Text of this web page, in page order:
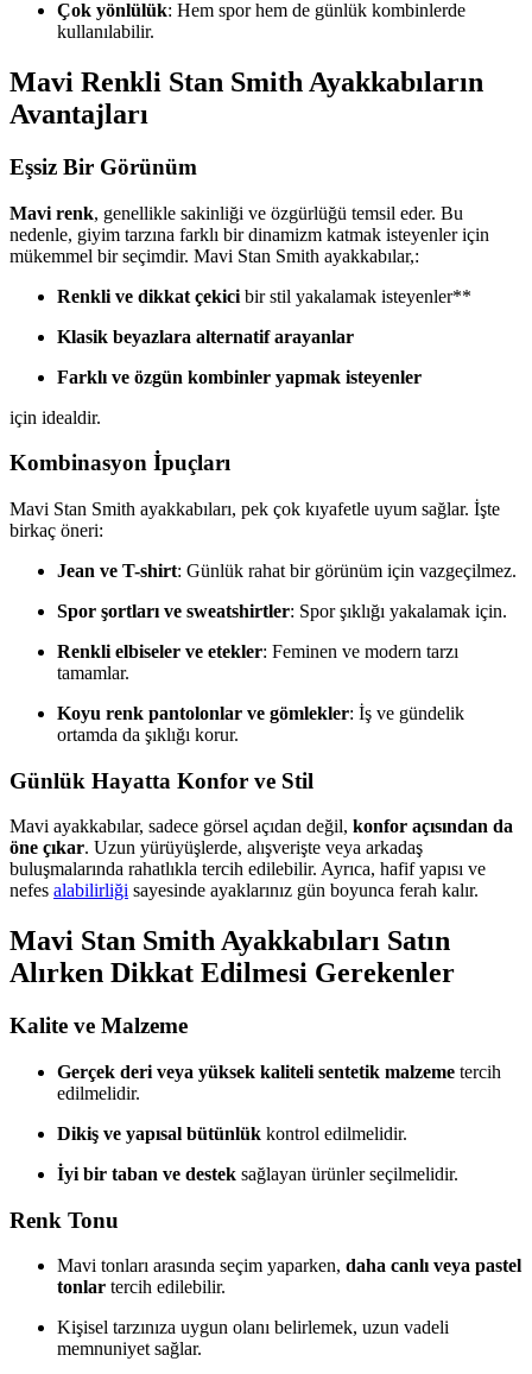
Çok yönlülük: Hem spor hem de günlük kombinlerde
kullanılabilir.
Mavi Renkli Stan Smith Ayakkabıların
Avantajları
Eşsiz Bir Görünüm
Mavi renk, genellikle sakinliği ve özgürlüğü temsil eder. Bu
nedenle, giyim tarzına farklı bir dinamizm katmak isteyenler için
mükemmel bir seçimdir. Mavi Stan Smith ayakkabılar,:
Renkli ve dikkat çekici bir stil yakalamak isteyenler**
Klasik beyazlara alternatif arayanlar
Farklı ve özgün kombinler yapmak isteyenler
için idealdir.
Kombinasyon İpuçları
Mavi Stan Smith ayakkabıları, pek çok kıyafetle uyum sağlar. İşte
birkaç öneri:
Jean ve T-shirt: Günlük rahat bir görünüm için vazgeçilmez.
Spor şortları ve sweatshirtler: Spor şıklığı yakalamak için.
Renkli elbiseler ve etekler: Feminen ve modern tarzı
tamamlar.
Koyu renk pantolonlar ve gömlekler: İş ve gündelik
ortamda da şıklığı korur.
Günlük Hayatta Konfor ve Stil
Mavi ayakkabılar, sadece görsel açıdan değil, konfor açısından da
öne çıkar. Uzun yürüyüşlerde, alışverişte veya arkadaş
buluşmalarında rahatlıkla tercih edilebilir. Ayrıca, hafif yapısı ve
nefes alabilirliği sayesinde ayaklarınız gün boyunca ferah kalır.
Mavi Stan Smith Ayakkabıları Satın
Alırken Dikkat Edilmesi Gerekenler
Kalite ve Malzeme
Gerçek deri veya yüksek kaliteli sentetik malzeme tercih
edilmelidir.
Dikiş ve yapısal bütünlük kontrol edilmelidir.
İyi bir taban ve destek sağlayan ürünler seçilmelidir.
Renk Tonu
Mavi tonları arasında seçim yaparken, daha canlı veya pastel
tonlar tercih edilebilir.
Kişisel tarzınıza uygun olanı belirlemek, uzun vadeli
memnuniyet sağlar.